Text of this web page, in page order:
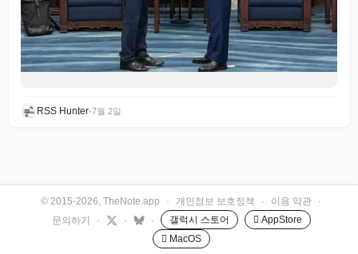
RSS Hunter•7월 2일
© 2015-2026, TheNote.app · 개인정보 보호정책 · 이용 약관
·
문의하기
· · · 갤럭시 스토어
 AppStore
 MacOS